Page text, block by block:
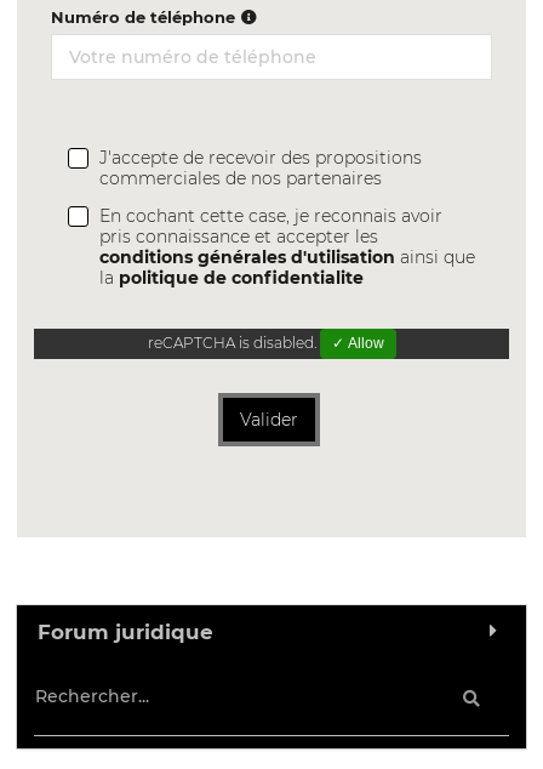
Numéro de téléphone
J'accepte de recevoir des propositions
commerciales de nos partenaires
En cochant cette case, je reconnais avoir
pris connaissance et accepter les
conditions générales d'utilisation ainsi que
la politique de confidentialite
reCAPTCHA is disabled. ✓ Allow
Valider
Forum juridique